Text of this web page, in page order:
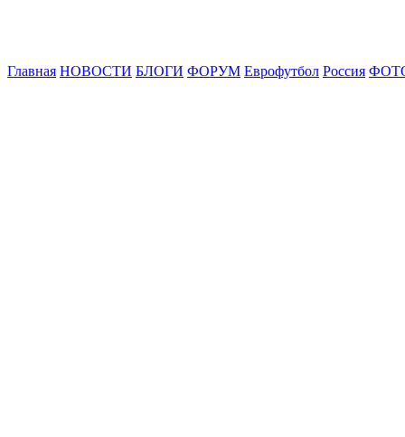
Главная НОВОСТИ БЛОГИ ФОРУМ Еврофутбол Россия